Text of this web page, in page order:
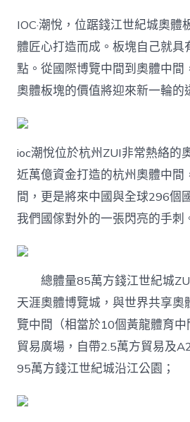
ioc
潮
悅】
怎
樣
包
養
樣？
好
欠
好？
區
域
貶
力
若
何？
中
IOC·潮悅，位踞錢江世紀城奧體
體匠心打造而成。板塊自己就具
點。從國際博覽中間到奧體中間
奧體板塊的價值將迎來新一輪
ioc潮悅位於杭州ZUI非常熱絡的
近萬億資金打造的杭州奧體中間
間，更是將來中國與全球296個
我們國傢對外的一張閃亮的手刺
總體量85萬方錢江世紀城ZUI
天涯奧體博覽城，與世界共享
覽中間（相當於10個黃龍體育
貿易廣場，自帶2.5萬方貿易及
95萬方錢江世紀城沿江公園；